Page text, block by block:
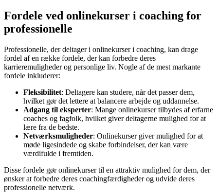
Fordele ved onlinekurser i coaching for
professionelle
Professionelle, der deltager i onlinekurser i coaching, kan drage
fordel af en række fordele, der kan forbedre deres
karrieremuligheder og personlige liv. Nogle af de mest markante
fordele inkluderer:
Fleksibilitet: Deltagere kan studere, når det passer dem,
hvilket gør det lettere at balancere arbejde og uddannelse.
Adgang til eksperter: Mange onlinekurser tilbydes af erfarne
coaches og fagfolk, hvilket giver deltagerne mulighed for at
lære fra de bedste.
Netværksmuligheder: Onlinekurser giver mulighed for at
møde ligesindede og skabe forbindelser, der kan være
værdifulde i fremtiden.
Disse fordele gør onlinekurser til en attraktiv mulighed for dem, der
ønsker at forbedre deres coachingfærdigheder og udvide deres
professionelle netværk.